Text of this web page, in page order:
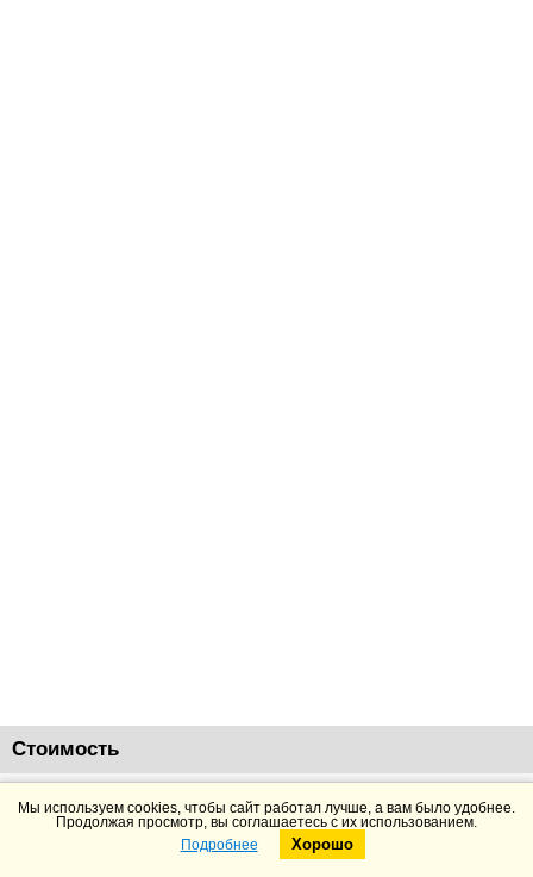
Стоимость
203615 руб. Добавить в корзину Подробнее
Telegram
Мы используем cookies, чтобы сайт работал лучше, а вам было удобнее.
Продолжая просмотр, вы соглашаетесь с их использованием.
Подробнее
Хорошо